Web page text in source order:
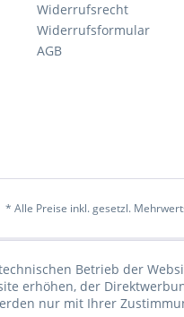
Widerrufsrecht
Widerrufsformular
AGB
* Alle Preise inkl. gesetzl.
Betrieb der
erhöhen, der
nur mit Ihrer